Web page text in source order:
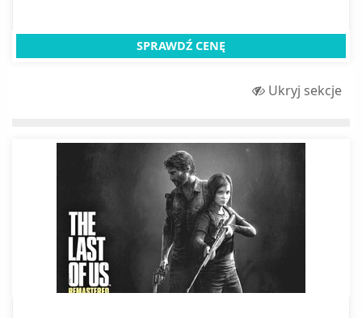
SPRAWDŹ CENĘ
Ukryj sekcje